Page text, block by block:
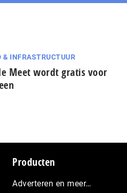
& INFRASTRUCTUUR
Meet wordt gratis voor
Producten
Adverteren en meer…